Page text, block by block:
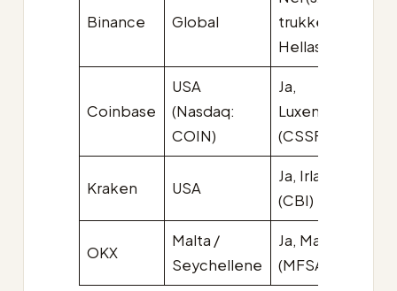
Binance Global
trukket i
Hellas)
Coinbase
USA
(Nasdaq:
COIN)
Ja,
Luxembourg
(CSSF)
Kraken USA
Ja, Irland
(CBI)
OKX
Malta /
Seychellene
Ja, Malta
(MFSA)